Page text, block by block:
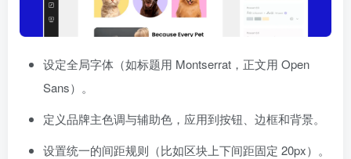
设定全局字体（如标题用 Montserrat，正文用 Open
Sans）。
定义品牌主色调与辅助色，应用到按钮、边框和背景。
设置统一的间距规则（比如区块上下间距固定 20px）。